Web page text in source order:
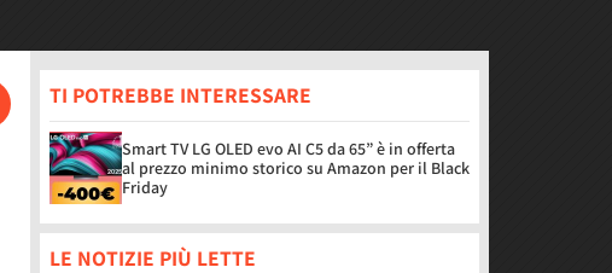
TI POTREBBE INTERESSARE
Smart TV LG OLED evo AI C5 da 65” è in offerta
al prezzo minimo storico su Amazon per il Black
Friday
LE NOTIZIE PIÙ LETTE